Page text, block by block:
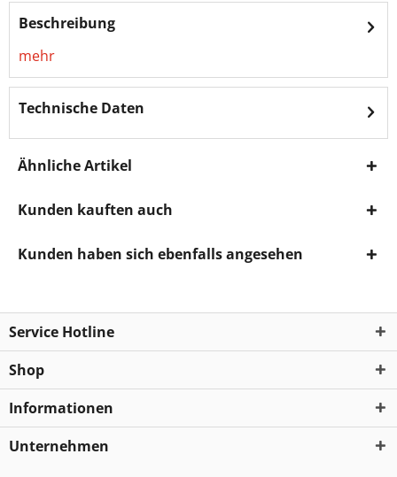
Beschreibung
mehr
Technische Daten
Ähnliche Artikel
Kunden kauften auch
Kunden haben sich ebenfalls angesehen
Service Hotline
Shop
Informationen
Unternehmen